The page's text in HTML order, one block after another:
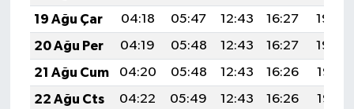
19 Ağu Çar
04:18 05:47 12:43 16:27
19:30
20 Ağu Per
04:19 05:48 12:43 16:27
19:29
21 Ağu Cum
04:20 05:48 12:43 16:26
19:28
22 Ağu Cts
04:22 05:49 12:43 16:26
19:26